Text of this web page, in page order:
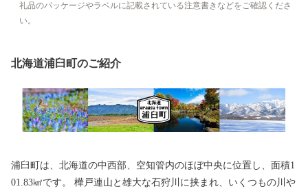
礼品のパッケージやラベルに記載されている注意書きなどをご確認くださ
い。
北海道浦臼町のご紹介
浦臼町は、北海道の中西部、空知管内のほぼ中央に位置し、面積1
01.83㎢です。 樺戸連山と雄大な石狩川に挟まれ、いくつもの川や